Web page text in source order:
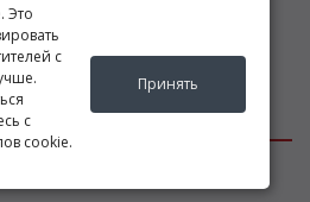
Это
с
с
cookie.
Принять